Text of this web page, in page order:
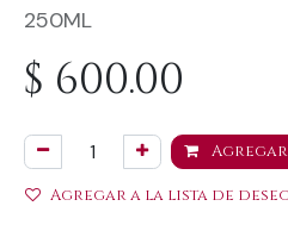
250ML
$ 600.00
Agregar a la lista de